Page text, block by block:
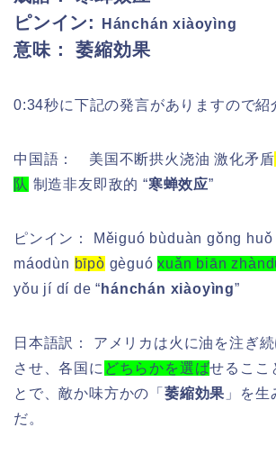
ピンイン:
Hánchán xiàoyìng
意味： 萎縮効果
0:34秒に下記の発言がありますので紹
中国語： 美国不断拱火浇油 激化矛盾
队 制造非友即敌的 “寒蝉效应”
ピンイン：
Měiguó bùduàn gǒng
máodùn bīpò gèguóxuǎn biān
yǒu jí dí de “ hánchán xiàoyìng”
日本語訳： アメリカは火に油を注ぎ
させ、各国に どちらかを選ばせるここ
とで、敵か味方かの「 萎縮効果 」を
だ。